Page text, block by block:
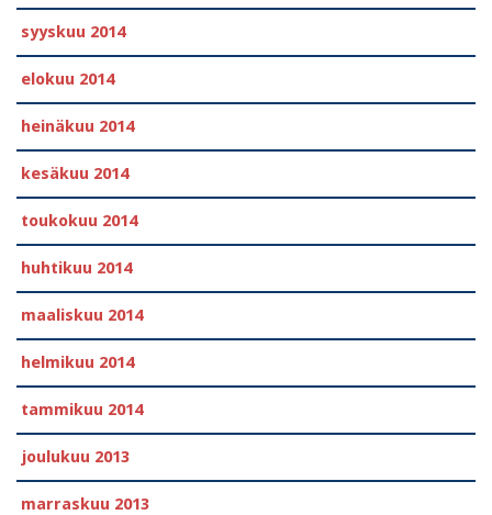
syyskuu 2014
elokuu 2014
heinäkuu 2014
kesäkuu 2014
toukokuu 2014
huhtikuu 2014
maaliskuu 2014
helmikuu 2014
tammikuu 2014
joulukuu 2013
marraskuu 2013